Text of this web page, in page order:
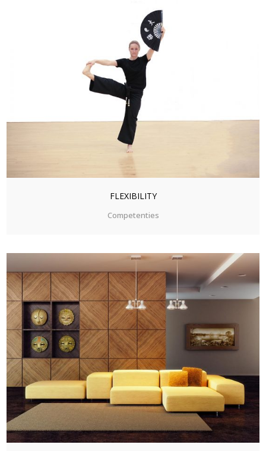
ZOOM
FLEXIBILITY
Competenties
ZOOM VIEW